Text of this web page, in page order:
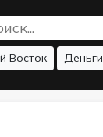
Восток Деньги